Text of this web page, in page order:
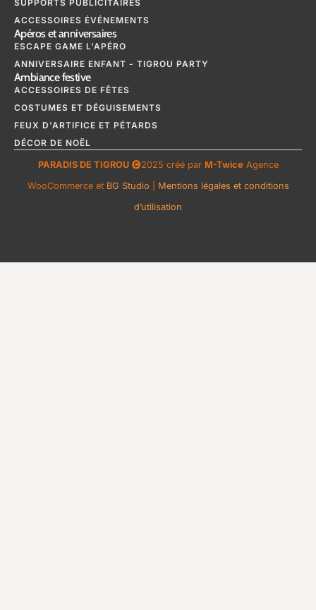
SUPPORTS PUBLICITAIRES
ACCESSOIRES ÉVÉNEMENTS
Apéros et anniversaires
ESCAPE GAME L'APÉRO
ANNIVERSAIRE ENFANT - TIGROU PARTY
Ambiance festive
ACCESSOIRES DE FÊTES
COSTUMES ET DÉGUISEMENTS
FEUX D'ARTIFICE ET PÉTARDS
DÉCOR DE NOËL
PARADIS DE TIGROU 2025 créé par M-Twice Agence
WooCommerce et BG Studio
Mentions légales et conditions
d’utilisation